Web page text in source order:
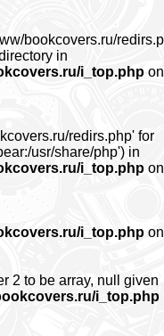
bookcovers.ru/
in
i_top.php on
redirs.php' for
usr/share/php') in
i_top.php on
i_top.php on
2 to be array, null given
i_top.php